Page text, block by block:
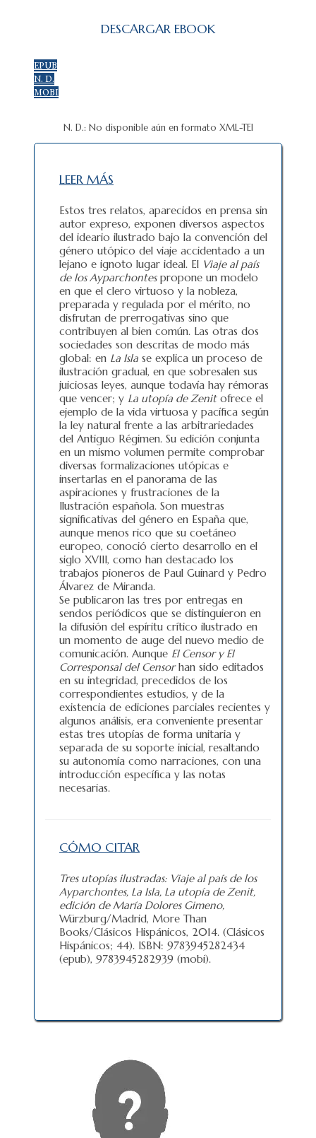
DESCARGAR EBOOK
EPUB
N. D.
MOBI
N. D.: No disponible aún en formato XML-TEI
LEER MÁS
Estos tres relatos, aparecidos en prensa sin
autor expreso, exponen diversos aspectos
del ideario ilustrado bajo la convención del
género utópico del viaje accidentado a un
lejano e ignoto lugar ideal. El Viaje al país
de los Ayparchontespropone un modelo
en que el clero virtuoso y la nobleza,
preparada y regulada por el mérito, no
disfrutan de prerrogativas sino que
contribuyen al bien común. Las otras dos
sociedades son descritas de modo más
global: en La Isla se explica un proceso de
ilustración gradual, en que sobresalen sus
juiciosas leyes, aunque todavía hay rémoras
que vencer; y La utopía de Zenitofrece el
ejemplo de la vida virtuosa y pacífica según
la ley natural frente a las arbitrariedades
del Antiguo Régimen. Su edición conjunta
en un mismo volumen permite comprobar
diversas formalizaciones utópicas e
insertarlas en el panorama de las
aspiraciones y frustraciones de la
Ilustración española. Son muestras
significativas del género en España que,
aunque menos rico que su coetáneo
europeo, conoció cierto desarrollo en el
siglo XVIII, como han destacado los
trabajos pioneros de Paul Guinard y Pedro
Álvarez de Miranda.
Se publicaron las tres por entregas en
sendos periódicos que se distinguieron en
la difusión del espíritu crítico ilustrado en
un momento de auge del nuevo medio de
comunicación. Aunque El Censor y El
Corresponsal del Censorhan sido editados
en su integridad, precedidos de los
correspondientes estudios, y de la
existencia de ediciones parciales recientes y
algunos análisis, era conveniente presentar
estas tres utopías de forma unitaria y
separada de su soporte inicial, resaltando
su autonomía como narraciones, con una
introducción específica y las notas
necesarias.
CÓMO CITAR
Tres utopías ilustradas: Viaje al país de los
Ayparchontes, La Isla, La utopía de Zenit,
edición de María Dolores Gimeno,
Würzburg/Madrid, More Than
Books/Clásicos Hispánicos, 2014. (Clásicos
Hispánicos; 44). ISBN: 9783945282434
(epub), 9783945282939 (mobi).